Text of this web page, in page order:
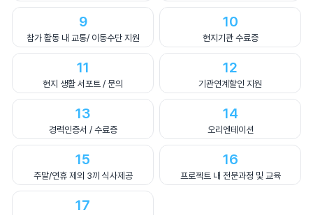
9
참가 활동 내 교통/ 이동수단 지원
10
현지기관 수료증
11
현지 생활 서포트 / 문의
12
기관연계할인 지원
13
경력인증서 / 수료증
14
오리엔테이션
15
주말/연휴 제외 3끼 식사제공
16
프로젝트 내 전문과정 및 교육
17